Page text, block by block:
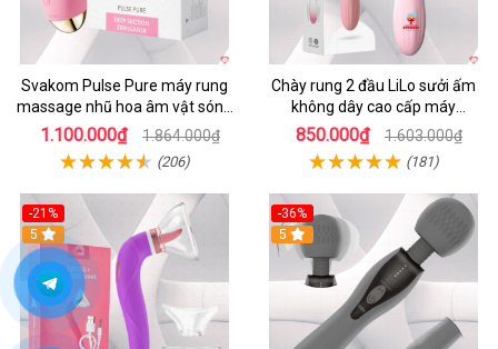
Svakom Pulse Pure máy rung
massage nhũ hoa âm vật sóng
âm
1.100.000₫ 1.864.000₫
(206)
Chày rung 2 đầu LiLo sưởi ấm
không dây cao cấp máy
massage G
850.000₫ 1.603.000₫
(181)
-21%
5
-36%
5